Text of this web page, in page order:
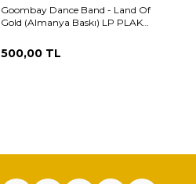
Goombay Dance Band - Land Of
Gold (Almanya Baskı) LP PLAK
500,00 TL